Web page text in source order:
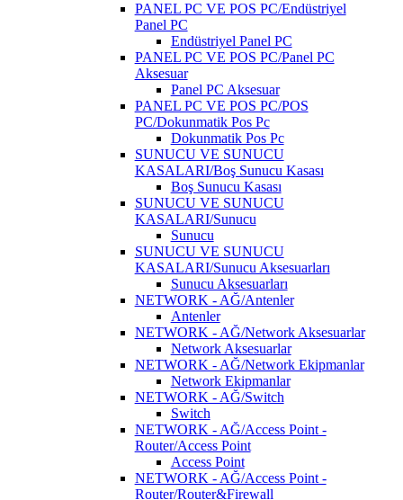
PANEL PC VE POS PC/Endüstriyel
Panel PC
Endüstriyel Panel PC
PANEL PC VE POS PC/Panel PC
Aksesuar
Panel PC Aksesuar
PANEL PC VE POS PC/POS
PC/Dokunmatik Pos Pc
Dokunmatik Pos Pc
SUNUCU VE SUNUCU
KASALARI/Boş Sunucu Kasası
Boş Sunucu Kasası
SUNUCU VE SUNUCU
KASALARI/Sunucu
Sunucu
SUNUCU VE SUNUCU
KASALARI/Sunucu Aksesuarları
Sunucu Aksesuarları
NETWORK - AĞ/Antenler
Antenler
NETWORK - AĞ/Network Aksesuarlar
Network Aksesuarlar
NETWORK - AĞ/Network Ekipmanlar
Network Ekipmanlar
NETWORK - AĞ/Switch
Switch
NETWORK - AĞ/Access Point -
Router/Access Point
Access Point
NETWORK - AĞ/Access Point -
Router/Router&Firewall